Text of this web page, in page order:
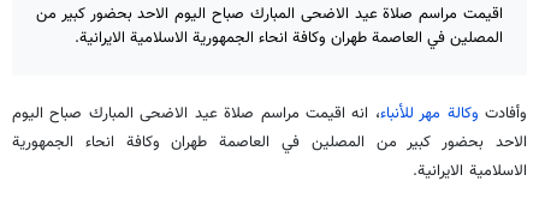
اقيمت مراسم صلاة عيد الاضحى المبارك صباح اليوم الاحد بحضور كبير من
المصلين في العاصمة طهران وكافة انحاء الجمهورية الاسلامية الايرانية.
وأفادت وكالة مهر للأنباء، انه اقيمت مراسم صلاة عيد الاضحى المبارك صباح اليوم
الاحد بحضور كبير من المصلين في العاصمة طهران وكافة انحاء الجمهورية
الاسلامية الايرانية.